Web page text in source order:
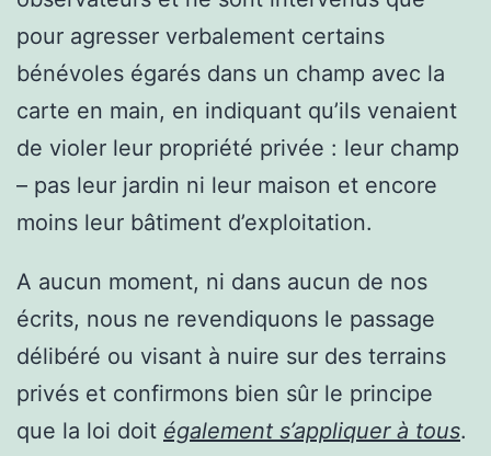
pour agresser verbalement certains
bénévoles égarés dans un champ avec la
carte en main, en indiquant qu’ils venaient
de violer leur propriété privée : leur champ
– pas leur jardin ni leur maison et encore
moins leur bâtiment d’exploitation.
A aucun moment, ni dans aucun de nos
écrits, nous ne revendiquons le passage
délibéré ou visant à nuire sur des terrains
privés et confirmons bien sûr le principe
que la loi doit également s’appliquer à tous.